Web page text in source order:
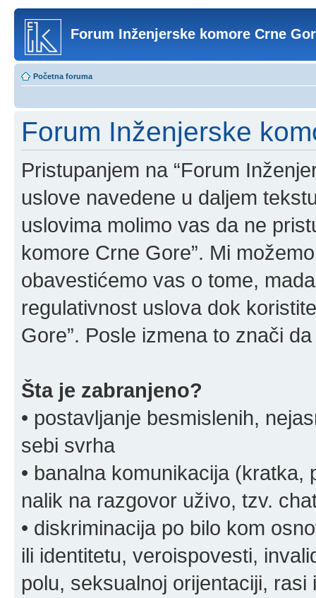
Forum Inženjerske komore Crne
Početna foruma
Forum Inženjerske
Pristupanjem na “Forum
uslove navedene u daljem
uslovima molimo vas da ne
komore Crne Gore”. Mi
obavestićemo vas o tome,
regulativnost uslova dok
Gore”. Posle izmena to znači
Šta je zabranjeno?
• postavljanje besmislenih,
sebi svrha
• banalna komunikacija
nalik na razgovor uživo, tzv.
• diskriminacija po bilo kom
ili identitetu, veroispovesti,
polu, seksualnoj orijentaciji,